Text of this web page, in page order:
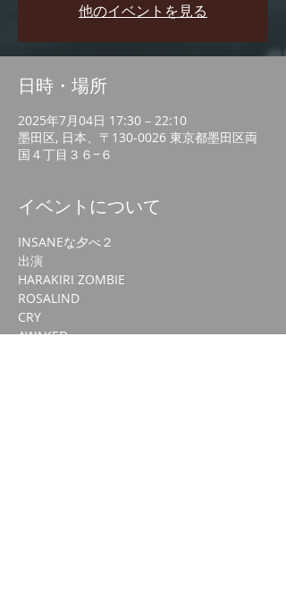
他のイベントを見る
日時・場所
2025年7月04日 17:30 – 22:10
墨田区, 日本、〒130-0026 東京都墨田区両
国４丁目３６−６
イベントについて
INSANEな夕べ２
出演
HARAKIRI ZOMBIE
ROSALIND
CRY
AWAKED